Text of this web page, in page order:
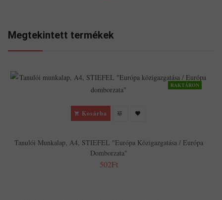
Megtekintett termékek
RAKTÁRON
Kosárba
Tanulói Munkalap, A4, STIEFEL "Európa Közigazgatása / Európa
Domborzata"
502Ft